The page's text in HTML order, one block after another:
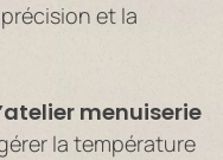
et la
menuiserie
la température